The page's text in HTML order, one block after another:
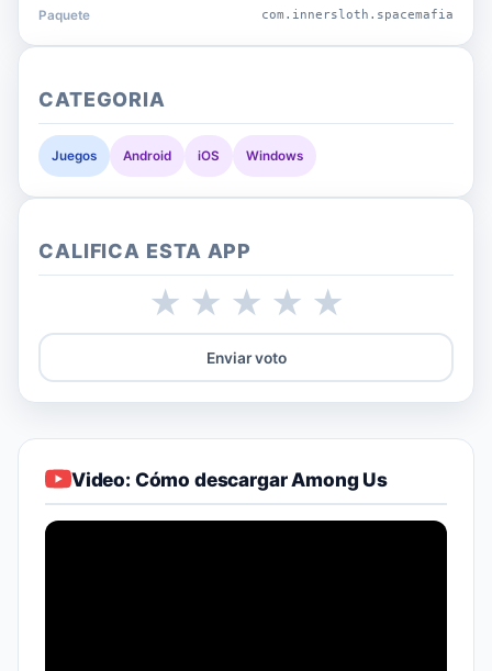
Video: Cómo descargar Among Us
Paquete com.innersloth.spacemafia
CATEGORIA
Juegos Android iOS Windows
CALIFICA ESTA APP
★
★
★
★
★
Enviar voto